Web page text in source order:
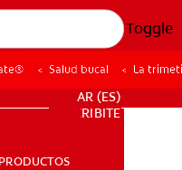
Toggle
PROFESIONALES
AR (ES)
SUSCRIBITE
PRODUCTOS
Salud bucal La